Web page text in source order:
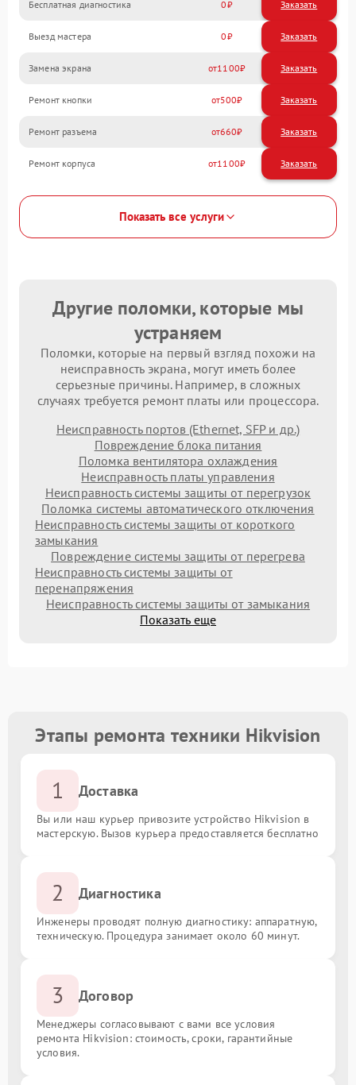
Бесплатная диагностика 0 Заказать
Выезд мастера 0 Заказать
Замена экрана 1100
Ремонт кнопки 500
Ремонт разъема 660
Ремонт корпуса 1100
Показать все услуги
Другие поломки, которые мы
устраняем
Поломки, которые на первый взгляд похожи на
неисправность экрана, могут иметь более
серьезные причины. Например, в сложных
случаях требуется ремонт платы или процессора.
Неисправность портов (Ethernet, SFP и др.)
Повреждение блока питания
Поломка вентилятора охлаждения
Неисправность платы управления
Неисправность системы защиты от перегрузок
Поломка системы автоматического отключения
Неисправность системы защиты от короткого
замыкания
Повреждение системы защиты от перегрева
Неисправность системы защиты от
перенапряжения
Неисправность системы защиты от замыкания
Показать еще
Этапы ремонта техники Hikvision
1 Доставка
Вы или наш курьер привозите устройство Hikvision в
мастерскую. Вызов курьера предоставляется бесплатно
2 Диагностика
Инженеры проводят полную диагностику: аппаратную,
техническую. Процедура занимает около 60 минут.
3 Договор
Менеджеры согласовывают с вами все условия
ремонта Hikvision: стоимость, сроки, гарантийные
условия.